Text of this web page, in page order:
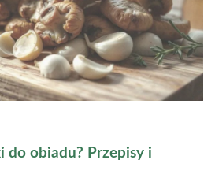
do obiadu? Przepisy i